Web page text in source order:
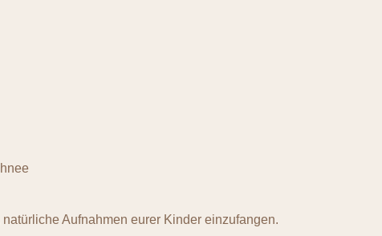
Aufnahmen eurer Kinder einzufangen.